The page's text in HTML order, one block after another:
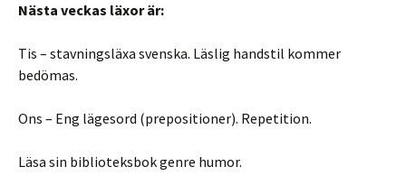
Nästa veckas läxor är:
Tis – stavningsläxa svenska. Läslig handstil kommer
bedömas.
Ons – Eng lägesord (prepositioner). Repetition.
Läsa sin biblioteksbok genre humor.